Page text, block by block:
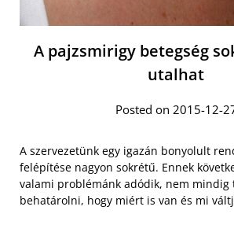
A pajzsmirigy betegség
utalhat
Posted on 2015-12-
A szervezetünk egy igazán bonyolult
felépítése nagyon sokrétű. Ennek
valami problémánk adódik, nem mindig
behatárolni, hogy miért is van és mi